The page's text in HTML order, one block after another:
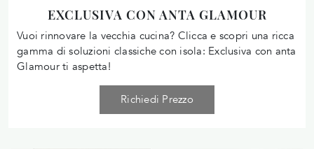
EXCLUSIVA CON ANTA GLAMOUR
Vuoi rinnovare la vecchia cucina? Clicca e scopri una ricca
gamma di soluzioni classiche con isola: Exclusiva con anta
Glamour ti aspetta!
Richiedi Prezzo